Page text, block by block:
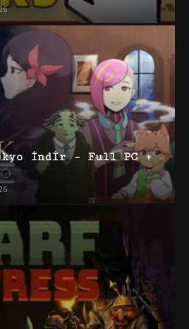
İndir – Full PC +